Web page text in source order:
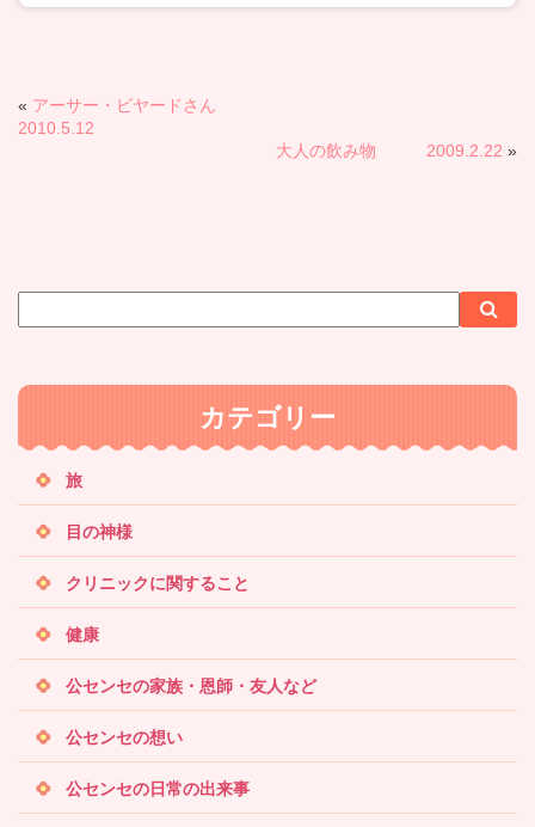
« アーサー・ビヤードさん
2010.5.12
大人の飲み物 2009.2.22 »
イ
内
索
索
カテゴリー
旅
目の神様
クリニックに関すること
健康
公センセの家族・恩師・友人など
公センセの想い
公センセの日常の出来事